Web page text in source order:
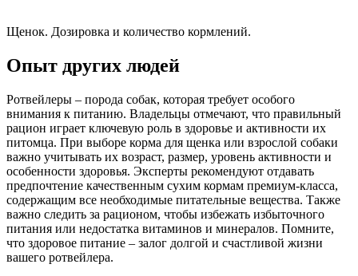
Щенок. Дозировка и количество кормлений.
Опыт других людей
Ротвейлеры – порода собак, которая требует особого
внимания к питанию. Владельцы отмечают, что правильный
рацион играет ключевую роль в здоровье и активности их
питомца. При выборе корма для щенка или взрослой собаки
важно учитывать их возраст, размер, уровень активности и
особенности здоровья. Эксперты рекомендуют отдавать
предпочтение качественным сухим кормам премиум-класса,
содержащим все необходимые питательные вещества. Также
важно следить за рационом, чтобы избежать избыточного
питания или недостатка витаминов и минералов. Помните,
что здоровое питание – залог долгой и счастливой жизни
вашего ротвейлера.